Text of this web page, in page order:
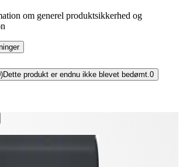
om generel produktsikkerhed og
Dette produkt er endnu ikke blevet bedømt.0